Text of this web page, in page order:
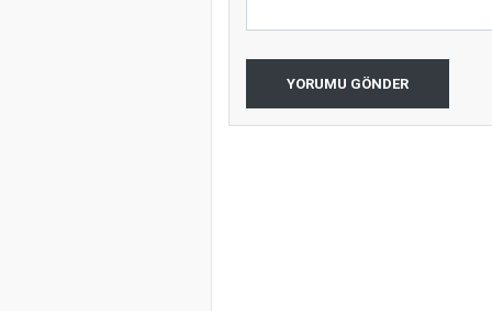
YORUMU GÖNDER